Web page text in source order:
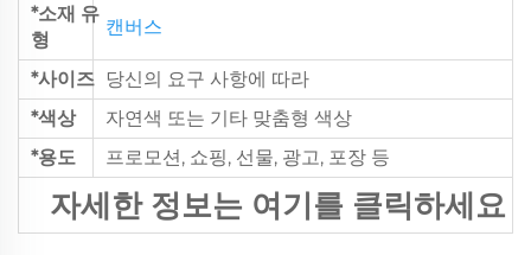
*소재 유
형
캔버스
*사이즈 당신의 요구 사항에 따라
*색상
자연색 또는 기타 맞춤형 색상
*용도
프로모션, 쇼핑, 선물, 광고, 포장 등
자세한 정보는 여기를 클릭하세요